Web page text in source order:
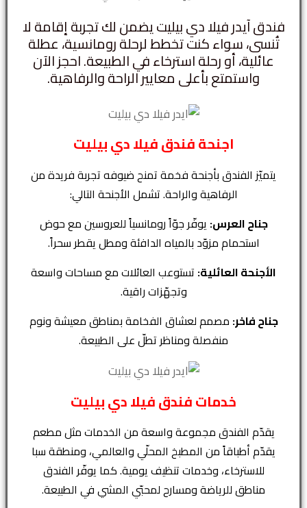
فندق آيدر فيلا دي بيليت يضمن لك تجربة إقامة لا
تُنسى، سواء كنت تخطط لرحلة رومانسية، عطلة
عائلية، أو رحلة استرخاء في الطبيعة. احجز الآن
واستمتع بأعلى معايير الراحة والرفاهية.
اجنحة فندق فيلا دي بيليت
يتميّز الفندق بأجنحة فخمة تمنح ضيوفه تجربة فريدة من
الرفاهية والراحة. تشمل الأجنحة التالي:
جناح العرس: يوفّر جوّاً رومانسياً للعروسين مع حوض
استحمام مزوّد بالمياه الدافئة ومطل يقطر سحراً.
الأجنحة العائلية: تستوعب العائلات مع مساحات واسعة
وتجهّزات راقية.
جناح فاخر: مصمم لعشاق الفخامة بمناطق معيشة ونوم
منفصلة ومناظر تطلّ على الطبيعة.
خدمات فندق فيلا دي بيليت
يقدّم الفندق مجموعة واسعة من الخدمات مثل مطعم
يقدّم أطباقاً من المطبخ المحلّي والعالمي، ومنطقة سبا
للاسترخاء، وخدمات تنظيف يومية. كما يوفّر الفندق
مناطق للرياضة ومسارح لمحبّي المشي في الطبيعة.